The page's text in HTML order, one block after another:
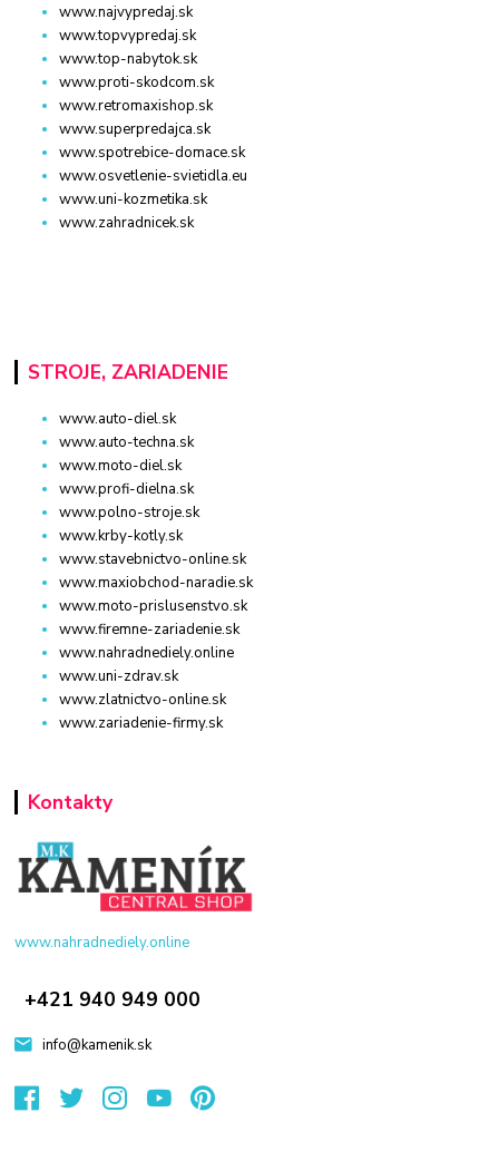
www.najvypredaj.sk
www.topvypredaj.sk
www.top-nabytok.sk
www.proti-skodcom.sk
www.retromaxishop.sk
www.superpredajca.sk
www.spotrebice-domace.sk
www.osvetlenie-svietidla.eu
www.uni-kozmetika.sk
www.zahradnicek.sk
STROJE, ZARIADENIE
www.auto-diel.sk
www.auto-techna.sk
www.moto-diel.sk
www.profi-dielna.sk
www.polno-stroje.sk
www.krby-kotly.sk
www.stavebnictvo-online.sk
www.maxiobchod-naradie.sk
www.moto-prislusenstvo.sk
www.firemne-zariadenie.sk
www.nahradnediely.online
www.uni-zdrav.sk
www.zlatnictvo-online.sk
www.zariadenie-firmy.sk
Kontakty
www.nahradnediely.online
+421 940 949 000
info@kamenik.sk